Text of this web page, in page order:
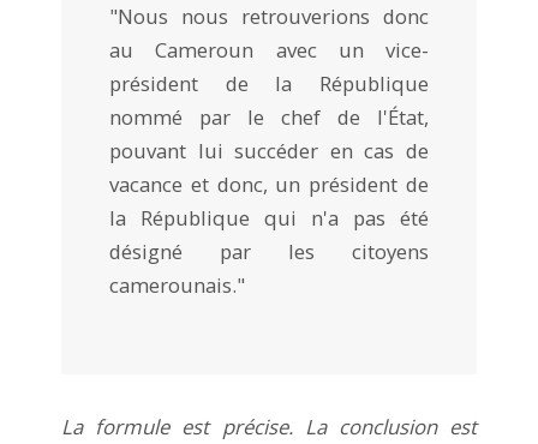
"Nous nous retrouverions donc
au Cameroun avec un vice-
président de la République
nommé par le chef de l'État,
pouvant lui succéder en cas de
vacance et donc, un président de
la République qui n'a pas été
désigné par les citoyens
camerounais."
La formule est précise. La conclusion est